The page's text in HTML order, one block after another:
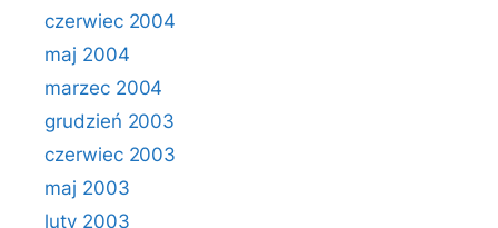
czerwiec 2004
maj 2004
marzec 2004
grudzień 2003
czerwiec 2003
maj 2003
luty 2003